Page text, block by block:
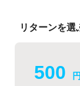
リターンを選
500 円